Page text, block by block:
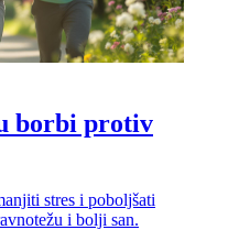
borbi protiv
stres i poboljšati
i bolji san.